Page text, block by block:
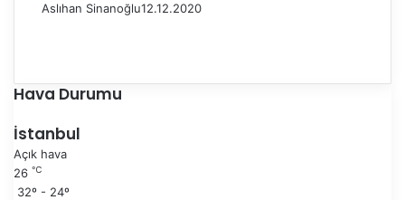
Aslıhan Sinanoğlu12.12.2020
e
k
s
a
n
k
i
Hava Durumu
İstanbul
Açık hava
26 ℃
32º - 24º